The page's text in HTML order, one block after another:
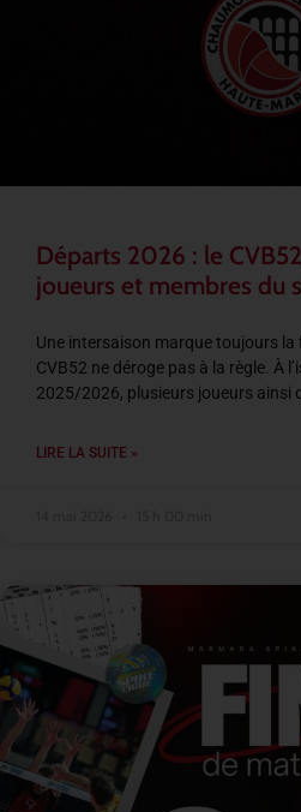
Départs 2026 : le
joueurs et membres du
Une intersaison marque toujours la
CVB52 ne déroge pas à la règle. À
2025/2026, plusieurs joueurs ainsi
LIRE LA SUITE »